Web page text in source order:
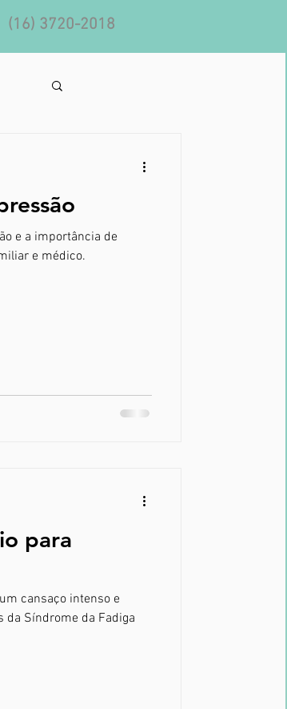
(16) 3720-2018
e a importância de
e médico.
para
cansaço intenso e
Síndrome da Fadiga